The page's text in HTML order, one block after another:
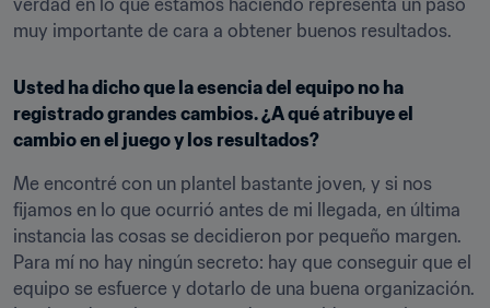
verdad en lo que estamos haciendo representa un paso
muy importante de cara a obtener buenos resultados.
Usted ha dicho que la esencia del equipo no ha
registrado grandes cambios. ¿A qué atribuye el
cambio en el juego y los resultados?
Me encontré con un plantel bastante joven, y si nos
fijamos en lo que ocurrió antes de mi llegada, en última
instancia las cosas se decidieron por pequeño margen.
Para mí no hay ningún secreto: hay que conseguir que el
equipo se esfuerce y dotarlo de una buena organización.